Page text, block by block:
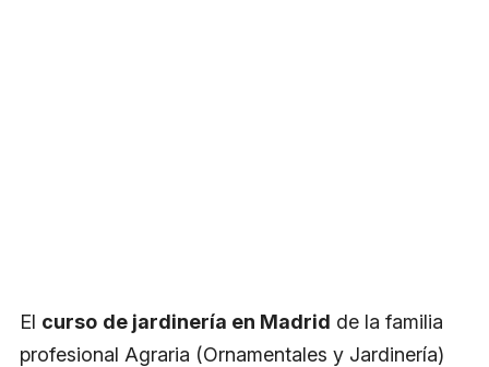
El curso de jardinería en Madrid de la familia
profesional Agraria (Ornamentales y Jardinería)